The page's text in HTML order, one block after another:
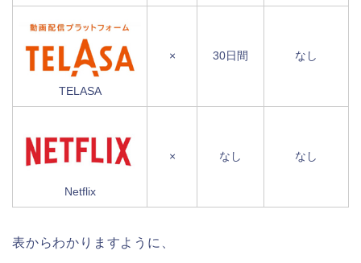
TELASA
× 30日間 なし
Netflix
× なし なし
表からわかりますように、